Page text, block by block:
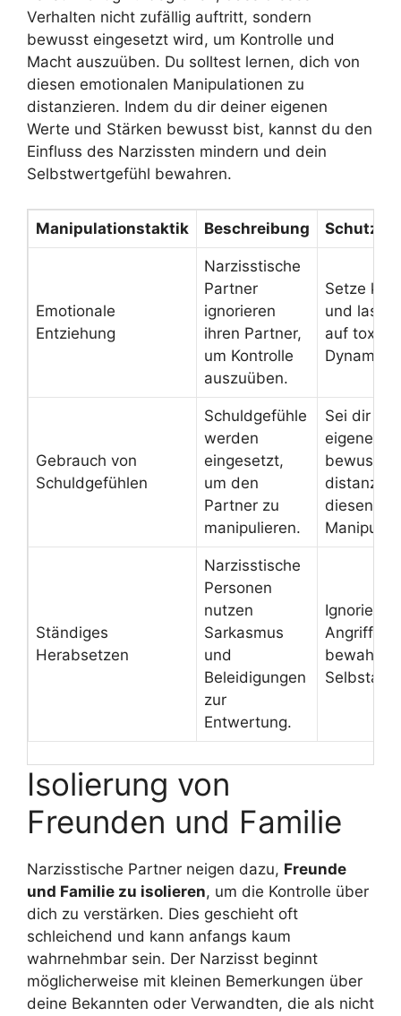
Verhalten nicht zufällig auftritt, sondern
bewusst eingesetzt wird, um Kontrolle und
Macht auszuüben. Du solltest lernen, dich von
diesen emotionalen Manipulationen zu
distanzieren. Indem du dir deiner eigenen
Werte und Stärken bewusst bist, kannst du den
Einfluss des Narzissten mindern und dein
Selbstwertgefühl bewahren.
Manipulationstaktik Beschreibung
Emotionale
Entziehung
Narzisstische
Partner
ignorieren
ihren Partner,
um Kontrolle
auszuüben.
Setze
und lasse
auf
Gebrauch von
Schuldgefühlen
Schuldgefühle
werden
eingesetzt,
um den
Partner zu
manipulieren.
Sei dir
eigenen
bewusst
diesen
Ständiges
Herabsetzen
Narzisstische
Personen
nutzen
Sarkasmus
und
Beleidigungen
zur
Entwertung.
Ignoriere
Angriffe
bewahre
Isolierung von
Freunden und Familie
Narzisstische Partner neigen dazu, Freunde
und Familie zu isolieren, um die Kontrolle über
dich zu verstärken. Dies geschieht oft
schleichend und kann anfangs kaum
wahrnehmbar sein. Der Narzisst beginnt
möglicherweise mit kleinen Bemerkungen über
deine Bekannten oder Verwandten, die als nicht